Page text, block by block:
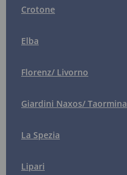
Crotone
Elba
Florenz/ Livorno
Giardini Naxos/ Taormina
La Spezia
Lipari